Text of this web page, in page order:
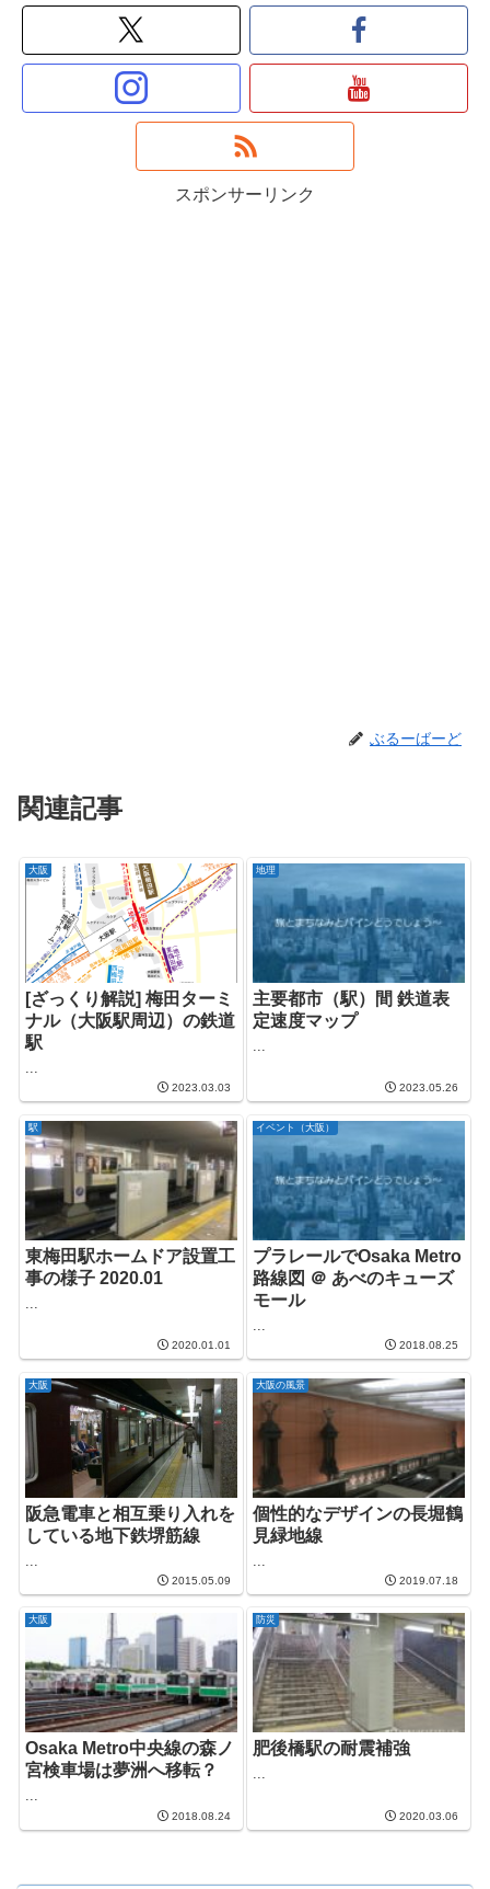
スポンサーリンク
ぶるーばーど
関連記事
大阪
[ざっくり解説] 梅田ターミ
ナル（大阪駅周辺）の鉄道
駅
...
2023.03.03
地理
主要都市（駅）間 鉄道表
定速度マップ
...
2023.05.26
駅
東梅田駅ホームドア設置工
事の様子 2020.01
2020.01.01
イベント（大阪）
プラレールでOsaka Metro
路線図 ＠ あべのキューズ
モール
2018.08.25
大阪
阪急電車と相互乗り入れを
している地下鉄堺筋線
2015.05.09
大阪の風景
個性的なデザインの長堀鶴
見緑地線
2019.07.18
大阪
Osaka Metro中央線の森ノ
宮検車場は夢洲へ移転？
...
2018.08.24
防災
肥後橋駅の耐震補強
...
2020.03.06